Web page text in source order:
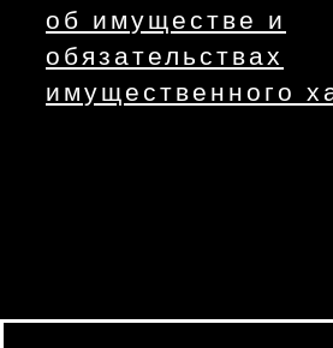
об имуществе и
обязательствах
имущественного